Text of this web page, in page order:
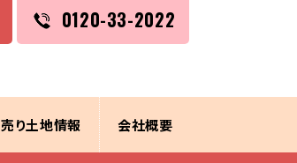
0120-33-2022
売り土地情報 会社概要